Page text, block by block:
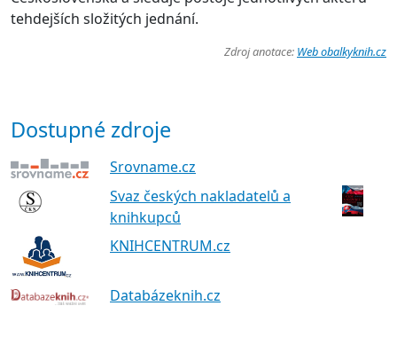
tehdejších složitých jednání.
Zdroj anotace: Web obalkyknih.cz
Dostupné zdroje
Srovname.cz
Svaz českých nakladatelů a
knihkupců
KNIHCENTRUM.cz
Databázeknih.cz